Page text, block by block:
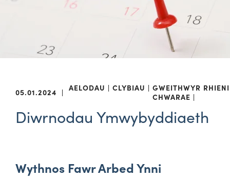
05.01.2024 | AELODAU CLYBIAU
GWEITHWYR
CHWARAE
RHIENI
Diwrnodau Ymwybyddiaeth
Wythnos Fawr Arbed Ynni